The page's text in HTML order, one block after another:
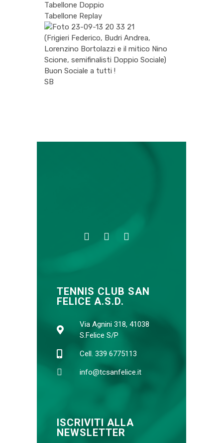
Tabellone Doppio
Tabellone Replay
(Frigieri Federico, Budri Andrea,
Lorenzino Bortolazzi e il mitico Nino
Scione, semifinalisti Doppio Sociale)
Buon Sociale a tutti !
SB
TENNIS CLUB SAN
FELICE A.S.D.
Via Agnini 318, 41038
S.Felice S/P
Cell. 339 6775113
info@tcsanfelice.it
ISCRIVITI ALLA
NEWSLETTER